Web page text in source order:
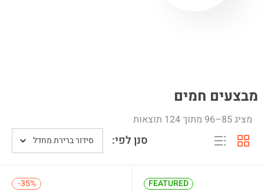
מבצעים חמים
מציג 85–96 מתוך 124 תוצאות
סנן לפי: סידור ברירת מחדל
FEATURED
-35%